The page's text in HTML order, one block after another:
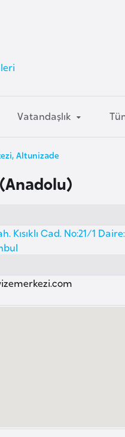
Vatandaşlık
Altunizade
Kısıklı Cad. No:21/1